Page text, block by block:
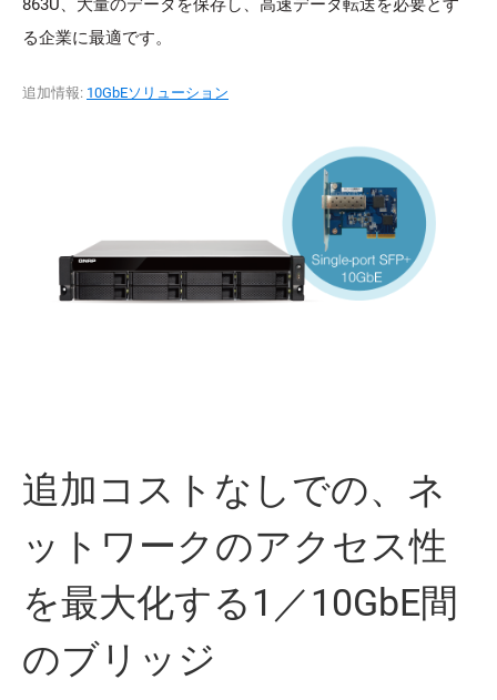
863U、大量のデータを保存し、高速データ転送を必要とす
る企業に最適です。
追加情報: 10GbEソリューション
追加コストなしでの、ネ
ットワークのアクセス性
を最大化する1／10GbE間
のブリッジ